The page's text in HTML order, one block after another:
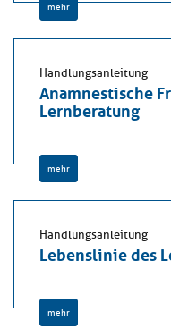
mehr
Handlungsanleitung
Anamnestische
Lernberatung
mehr
Handlungsanleitung
Lebenslinie des
mehr